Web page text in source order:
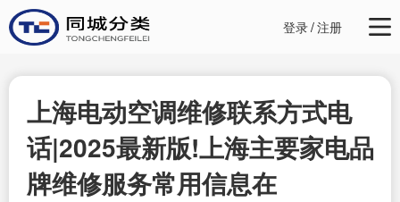
登录/注册
上海电动空调维修联系方式电
话|2025最新版!上海主要家电品
牌维修服务常用信息在